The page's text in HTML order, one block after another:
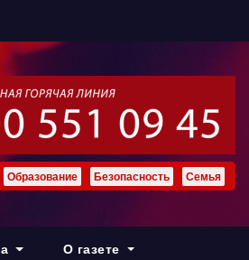
Образование Безопасность Семья
О газете